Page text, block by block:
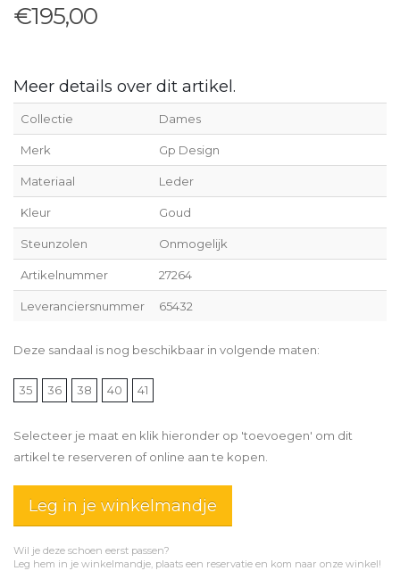
€195,00
Meer details over dit artikel.
Collectie Dames
Merk Gp Design
Materiaal Leder
Kleur Goud
Steunzolen Onmogelijk
Artikelnummer 27264
Leveranciersnummer 65432
Deze sandaal is nog beschikbaar in volgende maten:
35 36 38 40 41
Selecteer je maat en klik hieronder op 'toevoegen' om dit
artikel te reserveren of online aan te kopen.
Leg in je winkelmandje
Wil je deze schoen eerst passen?
Leg hem in je winkelmandje, plaats een reservatie en kom naar onze winkel!